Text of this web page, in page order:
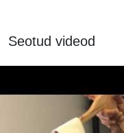
Seotud videod